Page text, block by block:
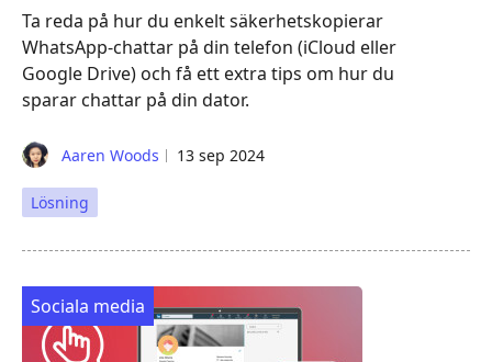
Ta reda på hur du enkelt säkerhetskopierar
WhatsApp-chattar på din telefon (iCloud eller
Google Drive) och få ett extra tips om hur du
sparar chattar på din dator.
Aaren Woods 13 sep 2024
Lösning
Sociala media